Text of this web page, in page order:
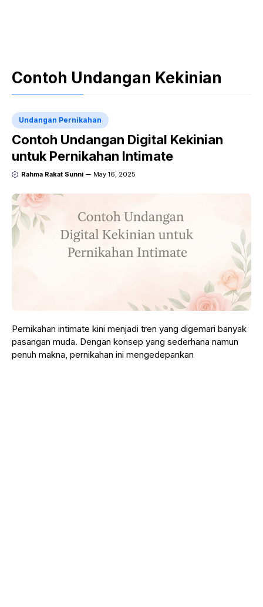
Contoh Undangan Kekinian
Undangan Pernikahan
Contoh Undangan Digital Kekinian
untuk Pernikahan Intimate
Rahma Rakat Sunni May 16, 2025
Pernikahan intimate kini menjadi tren yang digemari banyak
pasangan muda. Dengan konsep yang sederhana namun
penuh makna, pernikahan ini mengedepankan